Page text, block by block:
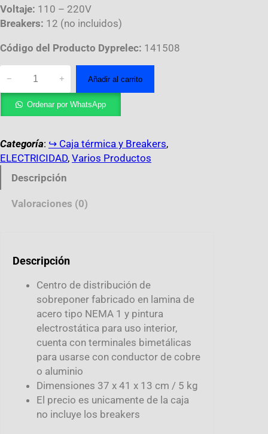
Voltaje: 110 – 220V
Breakers: 12 (no incluidos)
Código del Producto Dyprelec: 141508
− + Añadir al carrito
Ordenar por WhatsApp
Categoría: ↪︎ Caja térmica y Breakers
ELECTRICIDAD, Varios Productos
Descripción
Valoraciones (0)
Descripción
Centro de distribución de
sobreponer fabricado en lamina de
acero tipo NEMA 1 y pintura
electrostática para uso interior,
cuenta con terminales bimetálicas
para usarse con conductor de cobre
o aluminio
Dimensiones 37 x 41 x 13 cm / 5 kg
El precio es unicamente de la caja
no incluye los breakers